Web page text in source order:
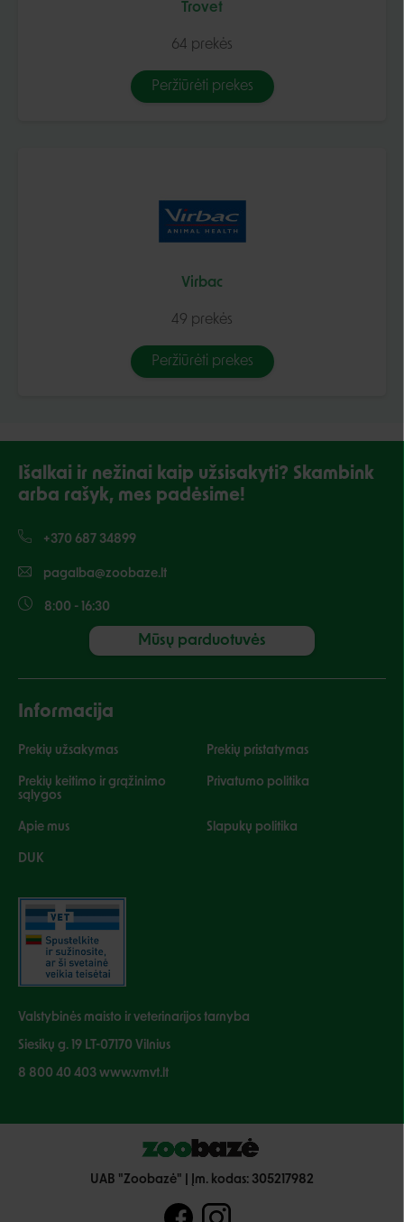
Trovet
64 prekės
Peržiūrėti prekes
Virbac
49 prekės
Peržiūrėti prekes
Išalkai ir nežinai kaip užsisakyti? Skambink
arba rašyk, mes padėsime!
+370 687 34899
pagalba@zoobaze.lt
8:00 - 16:30
Mūsų parduotuvės
Informacija
Prekių užsakymas Prekių pristatymas
Prekių keitimo ir grąžinimo
sąlygos
Privatumo politika
Apie mus Slapukų politika
DUK
Valstybinės maisto ir veterinarijos tarnyba
Siesikų g. 19 LT-07170 Vilnius
8 800 40 403 www.vmvt.lt
UAB "Zoobazė" | Įm. kodas: 305217982